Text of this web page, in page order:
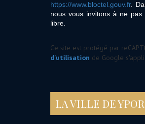
https://www.bloctel.gouv.fr.
nous vous invitons à ne
libre.
Ce site est protégé par
d'utilisation de Google
LA VILLE DE